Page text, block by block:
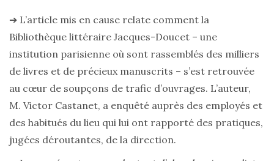
➔ L’article mis en cause relate comment la
Bibliothèque littéraire Jacques-Doucet – une
institution parisienne où sont rassemblés des milliers
de livres et de précieux manuscrits – s’est retrouvée
au cœur de soupçons de trafic d’ouvrages. L’auteur,
M. Victor Castanet, a enquêté auprès des employés et
des habitués du lieu qui lui ont rapporté des pratiques,
jugées déroutantes, de la direction.